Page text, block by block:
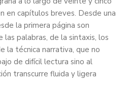
en capítulos breves. Desde una
la primera página son
palabras, de la sintaxis, los
la técnica narrativa, que no
de difícil lectura sino al
transcurre fluida y ligera